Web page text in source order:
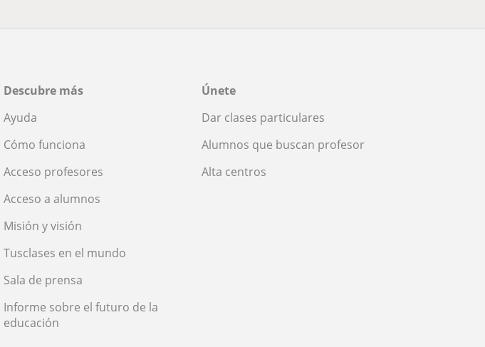
Descubre más
Ayuda
Cómo funciona
Acceso profesores
Acceso a alumnos
Misión y visión
Tusclases en el mundo
Sala de prensa
Informe sobre el futuro de la
educación
Únete
Dar clases particulares
Alumnos que buscan profesor
Alta centros